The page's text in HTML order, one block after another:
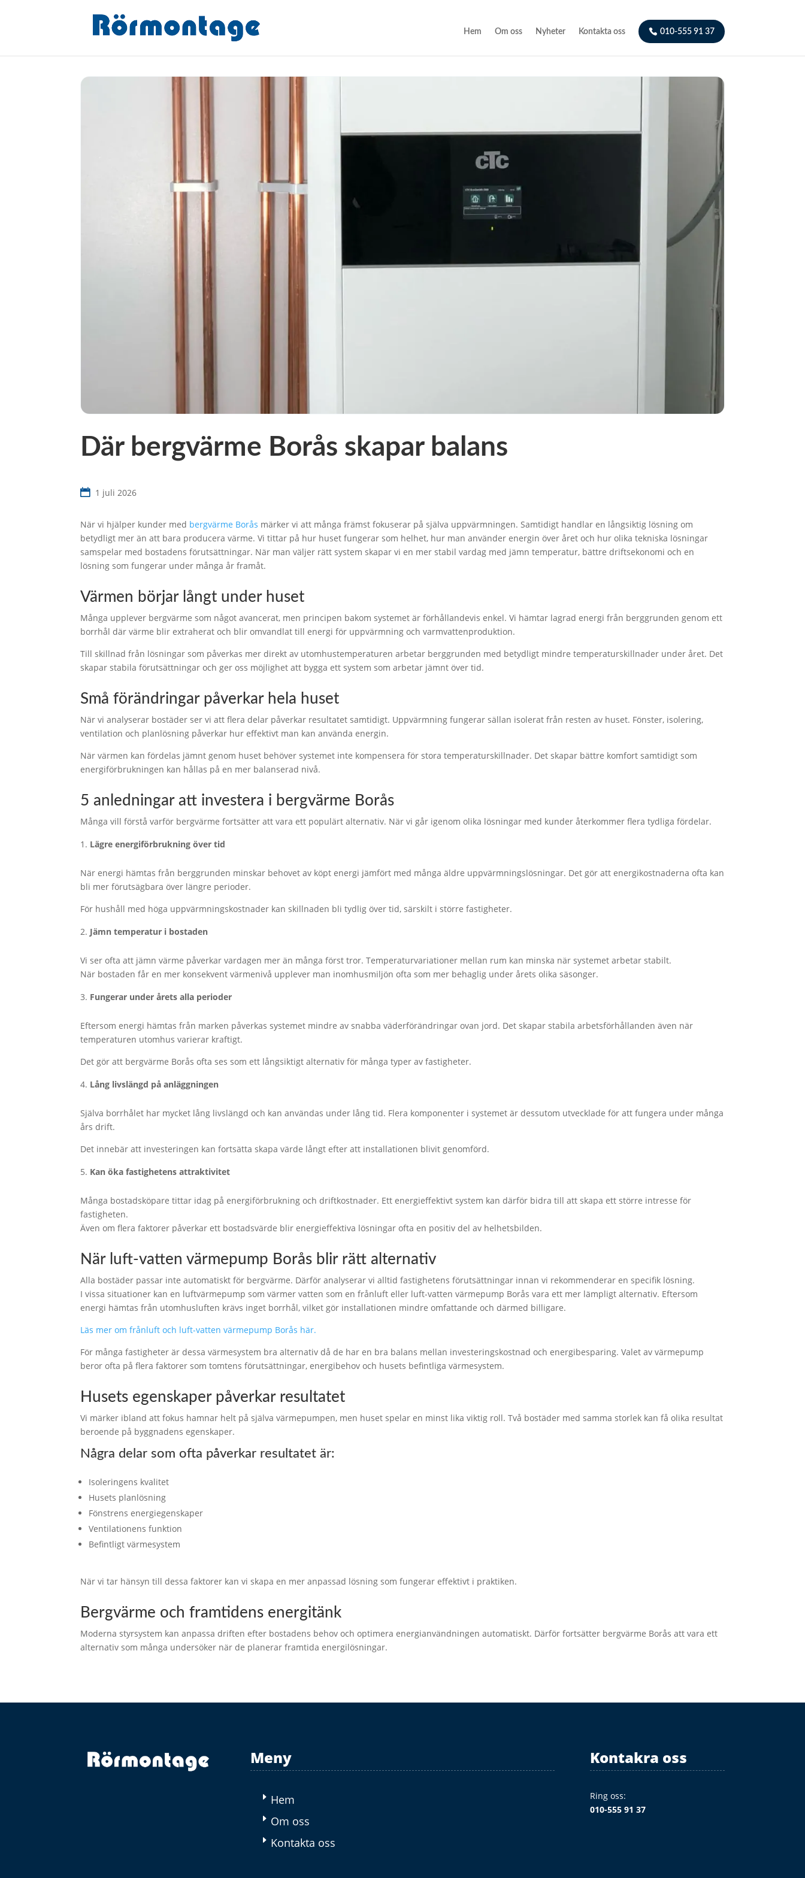
Hem Om oss Nyheter Kontakta oss 010-555 91 37
Där bergvärme Borås skapar balans
1 juli 2026
När vi hjälper kunder med bergvärme Borås märker vi att många främst fokuserar på själva uppvärmningen. Samtidigt handlar en långsiktig lösning om
betydligt mer än att bara producera värme. Vi tittar på hur huset fungerar som helhet, hur man använder energin över året och hur olika tekniska lösningar
samspelar med bostadens förutsättningar. När man väljer rätt system skapar vi en mer stabil vardag med jämn temperatur, bättre driftsekonomi och en
lösning som fungerar under många år framåt.
Värmen börjar långt under huset
Många upplever bergvärme som något avancerat, men principen bakom systemet är förhållandevis enkel. Vi hämtar lagrad energi från berggrunden genom ett
borrhål där värme blir extraherat och blir omvandlat till energi för uppvärmning och varmvattenproduktion.
Till skillnad från lösningar som påverkas mer direkt av utomhustemperaturen arbetar berggrunden med betydligt mindre temperaturskillnader under året. Det
skapar stabila förutsättningar och ger oss möjlighet att bygga ett system som arbetar jämnt över tid.
Små förändringar påverkar hela huset
När vi analyserar bostäder ser vi att flera delar påverkar resultatet samtidigt. Uppvärmning fungerar sällan isolerat från resten av huset. Fönster, isolering,
ventilation och planlösning påverkar hur effektivt man kan använda energin.
När värmen kan fördelas jämnt genom huset behöver systemet inte kompensera för stora temperaturskillnader. Det skapar bättre komfort samtidigt som
energiförbrukningen kan hållas på en mer balanserad nivå.
5 anledningar att investera i bergvärme Borås
Många vill förstå varför bergvärme fortsätter att vara ett populärt alternativ. När vi går igenom olika lösningar med kunder återkommer flera tydliga fördelar.
Lägre energiförbrukning över tid
När energi hämtas från berggrunden minskar behovet av köpt energi jämfört med många äldre uppvärmningslösningar. Det gör att energikostnaderna ofta kan
bli mer förutsägbara över längre perioder.
För hushåll med höga uppvärmningskostnader kan skillnaden bli tydlig över tid, särskilt i större fastigheter.
Jämn temperatur i bostaden
Vi ser ofta att jämn värme påverkar vardagen mer än många först tror. Temperaturvariationer mellan rum kan minska när systemet arbetar stabilt.
När bostaden får en mer konsekvent värmenivå upplever man inomhusmiljön ofta som mer behaglig under årets olika säsonger.
Fungerar under årets alla perioder
Eftersom energi hämtas från marken påverkas systemet mindre av snabba väderförändringar ovan jord. Det skapar stabila arbetsförhållanden även när
temperaturen utomhus varierar kraftigt.
Det gör att bergvärme Borås ofta ses som ett långsiktigt alternativ för många typer av fastigheter.
Lång livslängd på anläggningen
Själva borrhålet har mycket lång livslängd och kan användas under lång tid. Flera komponenter i systemet är dessutom utvecklade för att fungera under många
års drift.
Det innebär att investeringen kan fortsätta skapa värde långt efter att installationen blivit genomförd.
Kan öka fastighetens attraktivitet
Många bostadsköpare tittar idag på energiförbrukning och driftkostnader. Ett energieffektivt system kan därför bidra till att skapa ett större intresse för
fastigheten.
Även om flera faktorer påverkar ett bostadsvärde blir energieffektiva lösningar ofta en positiv del av helhetsbilden.
När luft-vatten värmepump Borås blir rätt alternativ
Alla bostäder passar inte automatiskt för bergvärme. Därför analyserar vi alltid fastighetens förutsättningar innan vi rekommenderar en specifik lösning.
I vissa situationer kan en luftvärmepump som värmer vatten som en frånluft eller luft-vatten värmepump Borås vara ett mer lämpligt alternativ. Eftersom
energi hämtas från utomhusluften krävs inget borrhål, vilket gör installationen mindre omfattande och därmed billigare.
Läs mer om frånluft och luft-vatten värmepump Borås här.
För många fastigheter är dessa värmesystem bra alternativ då de har en bra balans mellan investeringskostnad och energibesparing. Valet av värmepump
beror ofta på flera faktorer som tomtens förutsättningar, energibehov och husets befintliga värmesystem.
Husets egenskaper påverkar resultatet
Vi märker ibland att fokus hamnar helt på själva värmepumpen, men huset spelar en minst lika viktig roll. Två bostäder med samma storlek kan få olika resultat
beroende på byggnadens egenskaper.
Några delar som ofta påverkar resultatet är:
Isoleringens kvalitet
Husets planlösning
Fönstrens energiegenskaper
Ventilationens funktion
Befintligt värmesystem
När vi tar hänsyn till dessa faktorer kan vi skapa en mer anpassad lösning som fungerar effektivt i praktiken.
Bergvärme och framtidens energitänk
Moderna styrsystem kan anpassa driften efter bostadens behov och optimera energianvändningen automatiskt. Därför fortsätter bergvärme Borås att vara ett
alternativ som många undersöker när de planerar framtida energilösningar.
Meny
Hem
Om oss
Kontakta oss
Kontakra oss
Ring oss:
010-555 91 37